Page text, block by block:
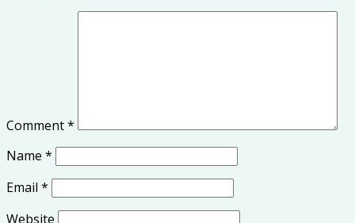
Comment*
Name *
Email *
Website